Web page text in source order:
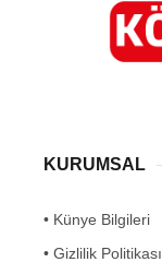
KURUMSAL
• Künye Bilgileri
• Gizlilik Politikası